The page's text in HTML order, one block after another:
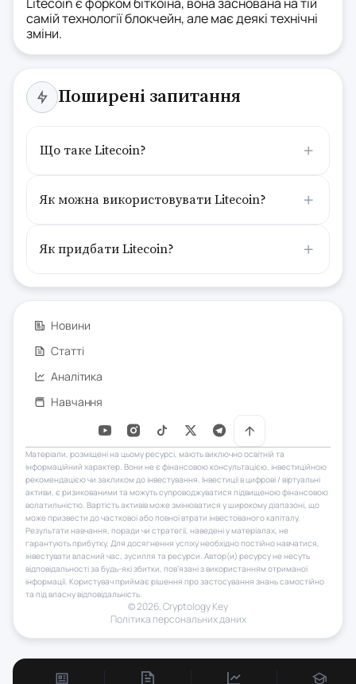
самій технології блокчейн, але має деякі технічні
зміни.
Поширені запитання
Що таке Litecoin?
Як можна використовувати Litecoin?
Як придбати Litecoin?
Новини
Статті
Аналітика
Навчання
Матеріали, розміщені на цьому ресурсі, мають виключно освітній та
інформаційний характер. Вони не є фінансовою консультацією, інвестиційною
рекомендацією чи закликом до інвестування. Інвестиції в цифрові / віртуальні
активи, є ризикованими та можуть супроводжуватися підвищеною фінансовою
волатильністю. Вартість активів може змінюватися у широкому діапазоні, що
може призвести до часткової або повної втрати інвестованого капіталу.
Результати навчання, поради чи стратегії, наведені у матеріалах, не
гарантують прибутку. Для досягнення успіху необхідно постійно навчатися,
інвестувати власний час, зусилля та ресурси. Автор(и) ресурсу не несуть
відповідальності за будь-які збитки, пов’язані з використанням отриманої
інформації. Користувач приймає рішення про застосування знань самостійно
та під власну відповідальність.
© 2026, Сryptology Key
Політика персональних даних